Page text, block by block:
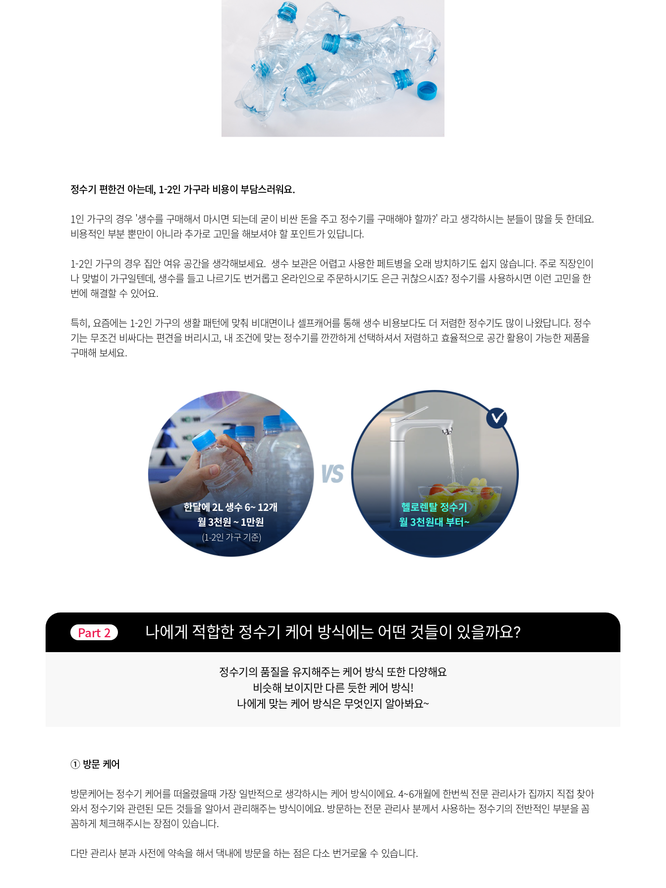
정수기 편한건 아는데, 1-2인 가구라 비용이 부담스러워요.
1인 가구의 경우 '생수를 구매해서 마시면 되는데 굳이 비싼 돈을 주고 정수기를 구매해야 할까?' 라고 생각하시는 분들이 많을 듯 한데요.
1-2인 가구의 경우 집안 여유 공간을 생각해보세요.  생수 보관은 어렵고 사용한 페트병을 오래 방치하기도 쉽지 않습니다. 주로 직장인이
나 맞벌이 가구일텐데, 생수를 들고 나르기도 번거롭고 온라인으로 주문하시기도 은근 귀찮으시죠? 정수기를 사용하시면 이런 고민을 한
번에 해결할 수 있어요.
특히, 요즘에는 1-2인 가구의 생활 패턴에 맞춰 비대면이나 셀프캐어를 통해 생수 비용보다도 더 저렴한 정수기도 많이 나왔답니다. 정수
기는 무조건 비싸다는 편견을 버리시고, 내 조건에 맞는 정수기를 깐깐하게 선택하셔서 저렴하고 효율적으로 공간 활용이 가능한 제품을
구매해 보세요.
Part 2 나에게 적합한 정수기 케어 방식에는 어떤 것들이 있을까요?
정수기의 품질을 유지해주는 케어 방식 또한 다양해요
비슷해 보이지만 다른 듯한 케어 방식!
나에게 맞는 케어 방식은 무엇인지 알아봐요~
① 방문 케어
방문케어는 정수기 케어를 떠올렸을때 가장 일반적으로 생각하시는 케어 방식이에요. 4~6개월에 한번씩 전문 관리사가 집까지 직접 찾아
와서 정수기와 관련된 모든 것들을 알아서 관리해주는 방식이에요. 방문하는 전문 관리사 분께서 사용하는 정수기의 전반적인 부분을 꼼
다만 관리사 분과 사전에 약속을 해서 댁내에 방문을 하는 점은 다소 번거로울 수 있습니다.